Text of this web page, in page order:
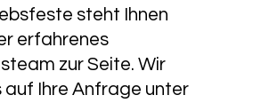
steht Ihnen
erfahrenes
zur Seite. Wir
auf Ihre Anfrage unter